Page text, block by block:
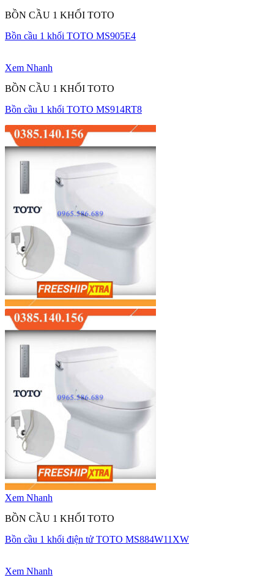
BỒN CẦU 1 KHỐI TOTO
Bồn cầu 1 khối TOTO MS905E4
Xem Nhanh
BỒN CẦU 1 KHỐI TOTO
Bồn cầu 1 khối TOTO MS914RT8
Xem Nhanh
BỒN CẦU 1 KHỐI TOTO
Bồn cầu 1 khối điện tử TOTO MS884W11XW
Xem Nhanh